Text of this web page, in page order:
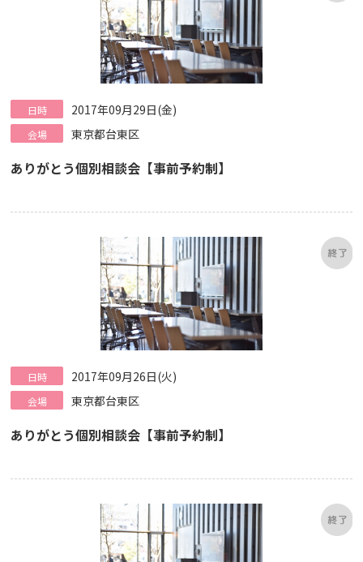
日時 2017年09月29日(金)
会場 東京都台東区
ありがとう個別相談会【事前予約制】
日時 2017年09月26日(火)
会場 東京都台東区
ありがとう個別相談会【事前予約制】